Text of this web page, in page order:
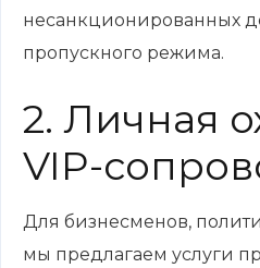
несанкционированных
пропускного режима.
2. Личная
VIP-
Для бизнесменов,
мы предлагаем услуги